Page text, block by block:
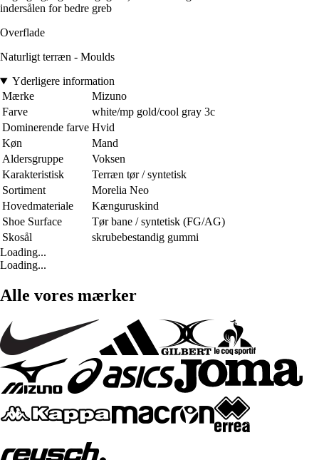
indersålen for bedre greb
Overflade
Naturligt terræn - Moulds
Yderligere information
Mærke
Mizuno
Farve
white/mp gold/cool gray 3c
Dominerende farve Hvid
Køn
Mand
Aldersgruppe
Voksen
Karakteristisk
Terræn tør / syntetisk
Sortiment
Morelia Neo
Hovedmateriale
Kænguruskind
Shoe Surface
Tør bane / syntetisk (FG/AG)
Skosål
skrubebestandig gummi
Loading...
Loading...
Alle vores mærker